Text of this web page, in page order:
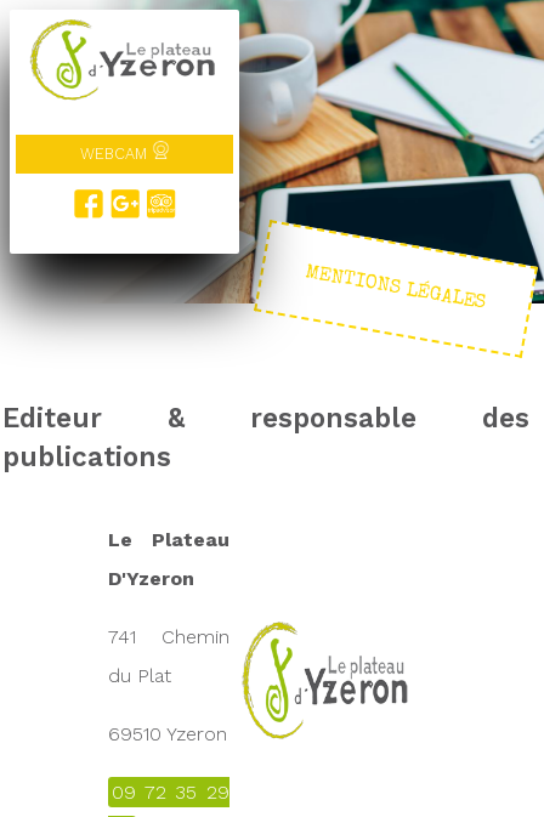
WEBCAM
MENTIONS LÉGALES
Editeur & responsable des
publications
Le Plateau
D'Yzeron
741 Chemin
du Plat
69510 Yzeron
09 72 35 29